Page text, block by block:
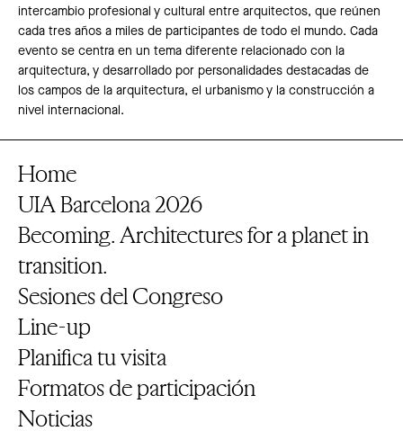
intercambio profesional y cultural entre arquitectos, que reúnen
cada tres años a miles de participantes de todo el mundo. Cada
evento se centra en un tema diferente relacionado con la
arquitectura, y desarrollado por personalidades destacadas de
los campos de la arquitectura, el urbanismo y la construcción a
nivel internacional.
Home
UIA Barcelona 2026
Becoming. Architectures for a planet in
transition.
Sesiones del Congreso
Line-up
Planifica tu visita
Formatos de participación
Noticias